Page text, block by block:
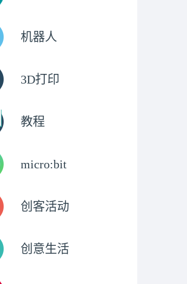
机器人
3D打印
教程
micro:bit
创客活动
创意生活